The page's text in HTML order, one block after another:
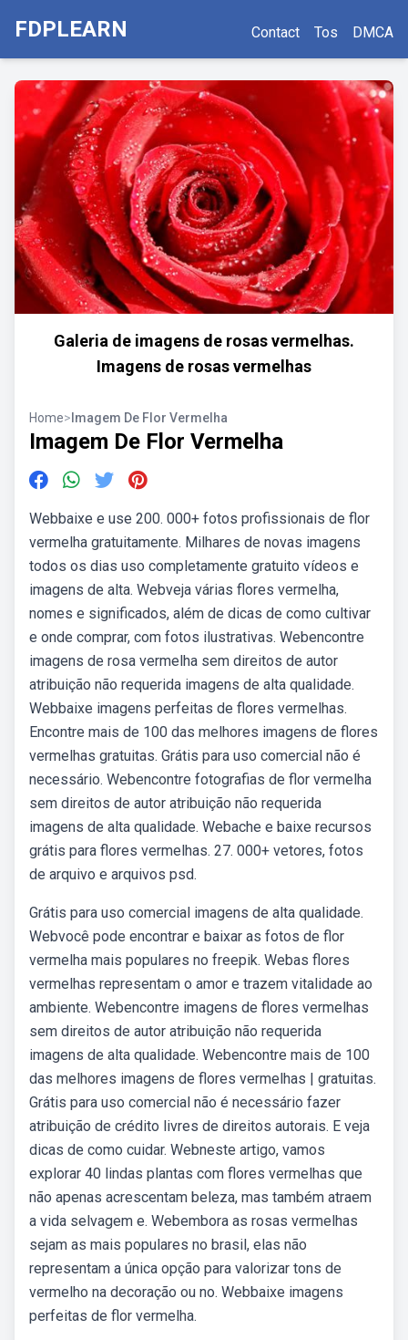
FDPLEARN Contact Tos DMCA
Galeria de imagens de rosas vermelhas.
Imagens de rosas vermelhas
Home> Imagem De Flor Vermelha
Imagem De Flor Vermelha
Webbaixe e use 200. 000+ fotos profissionais de flor
vermelha gratuitamente. Milhares de novas imagens
todos os dias uso completamente gratuito vídeos e
imagens de alta. Webveja várias flores vermelha,
nomes e significados, além de dicas de como cultivar
e onde comprar, com fotos ilustrativas. Webencontre
imagens de rosa vermelha sem direitos de autor
atribuição não requerida imagens de alta qualidade.
Webbaixe imagens perfeitas de flores vermelhas.
Encontre mais de 100 das melhores imagens de flores
vermelhas gratuitas. Grátis para uso comercial não é
necessário. Webencontre fotografias de flor vermelha
sem direitos de autor atribuição não requerida
imagens de alta qualidade. Webache e baixe recursos
grátis para flores vermelhas. 27. 000+ vetores, fotos
de arquivo e arquivos psd.
Grátis para uso comercial imagens de alta qualidade.
Webvocê pode encontrar e baixar as fotos de flor
vermelha mais populares no freepik. Webas flores
vermelhas representam o amor e trazem vitalidade ao
ambiente. Webencontre imagens de flores vermelhas
sem direitos de autor atribuição não requerida
imagens de alta qualidade. Webencontre mais de 100
das melhores imagens de flores vermelhas | gratuitas.
Grátis para uso comercial não é necessário fazer
atribuição de crédito livres de direitos autorais. E veja
dicas de como cuidar. Webneste artigo, vamos
explorar 40 lindas plantas com flores vermelhas que
não apenas acrescentam beleza, mas também atraem
a vida selvagem e. Webembora as rosas vermelhas
sejam as mais populares no brasil, elas não
representam a única opção para valorizar tons de
vermelho na decoração ou no. Webbaixe imagens
perfeitas de flor vermelha.